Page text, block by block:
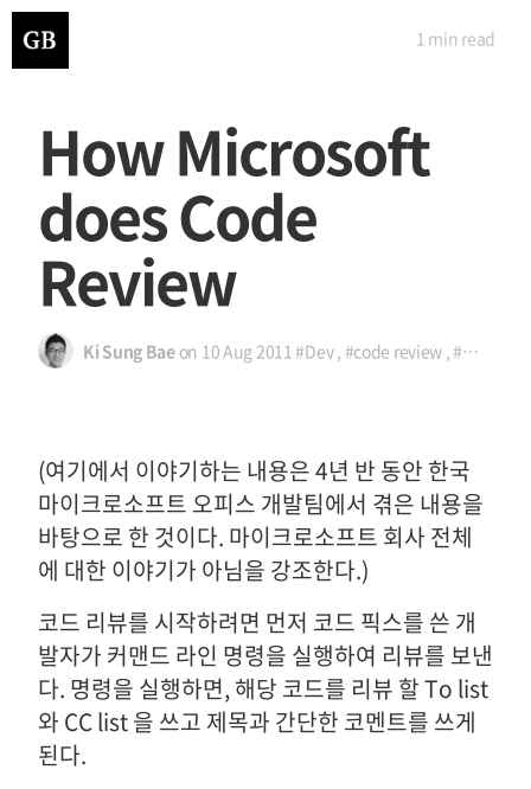
How Microsoft
does Code
Review
Ki Sung Baeon 10 Aug 2011#Dev, #code review ,#코드 리뷰
1 min read
(여기에서 이야기하는 내용은 4년 반 동안 한국
마이크로소프트 오피스 개발팀에서 겪은 내용을
바탕으로 한 것이다. 마이크로소프트 회사 전체
에 대한 이야기가 아님을 강조한다.)
코드 리뷰를 시작하려면 먼저 코드 픽스를 쓴 개
발자가 커맨드 라인 명령을 실행하여 리뷰를 보낸
다. 명령을 실행하면, 해당 코드를 리뷰 할 To list
와 CC list 을 쓰고 제목과 간단한 코멘트를 쓰게
된다.